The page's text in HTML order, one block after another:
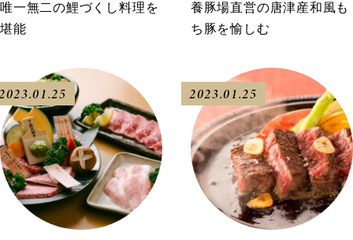
唯一無二の鯉づくし料理を
堪能
養豚場直営の唐津産和風も
ち豚を愉しむ
2023.01.25